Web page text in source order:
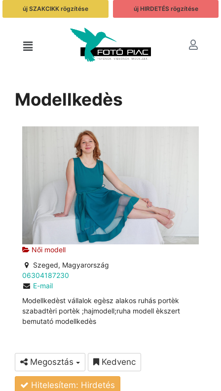
új SZAKCIKK rögzítése új HIRDETÉS rögzítése
Modellkedès
Női modell
Szeged, Magyarország
06304187230
E-mail
Modellkedèst vállalok egèsz alakos ruhás portèk
szabadtèri portèk ;hajmodell;ruha modell èkszert
bemutató modellkedès
Megosztás Kedvenc
Hitelesítem: Hirdetés